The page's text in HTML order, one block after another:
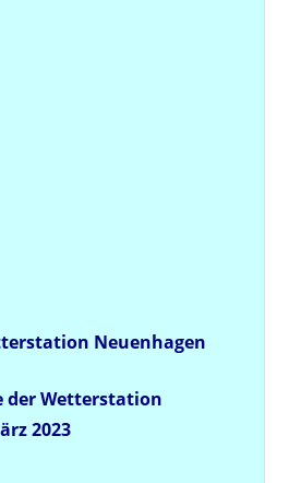
Neuenhagen
der Wetterstation
2023